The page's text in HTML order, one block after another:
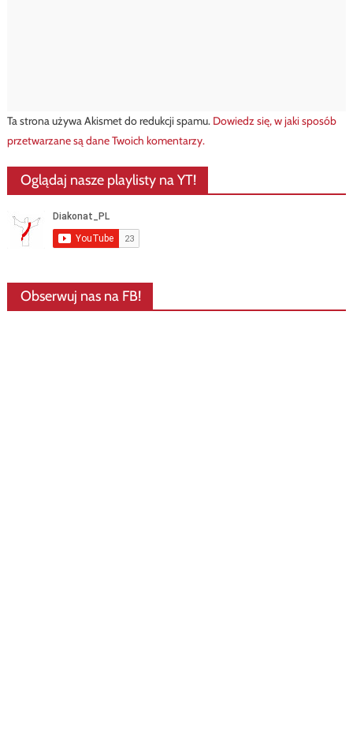
Ta strona używa Akismet do redukcji spamu. Dowiedz się, w jaki sposób
przetwarzane są dane Twoich komentarzy.
Oglądaj nasze playlisty na YT!
Obserwuj nas na FB!